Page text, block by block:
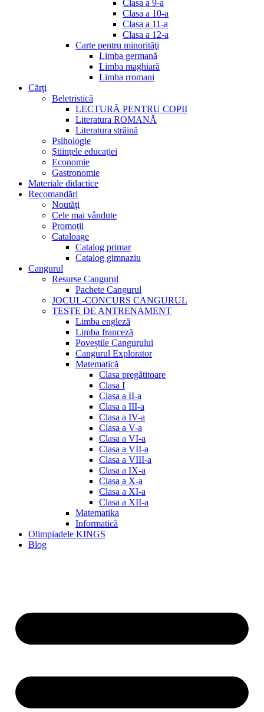
Clasa a 9-a
Clasa a 10-a
Clasa a 11-a
Clasa a 12-a
Carte pentru minorităţi
Limba germană
Limba maghiară
Limba rromani
Cărţi
Beletristică
LECTURĂ PENTRU COPII
Literatura ROMANĂ
Literatura străină
Psihologie
Ştiinţele educaţiei
Economie
Gastronomie
Materiale didactice
Recomandări
Noutăţi
Cele mai vândute
Promoții
Cataloage
Catalog primar
Catalog gimnaziu
Cangurul
Resurse Cangurul
Pachete Cangurul
JOCUL-CONCURS CANGURUL
TESTE DE ANTRENAMENT
Limba engleză
Limba franceză
Poveștile Cangurului
Cangurul Explorator
Matematică
Clasa pregătitoare
Clasa I
Clasa a II-a
Clasa a III-a
Clasa a IV-a
Clasa a V-a
Clasa a VI-a
Clasa a VII-a
Clasa a VIII-a
Clasa a IX-a
Clasa a X-a
Clasa a XI-a
Clasa a XII-a
Matematika
Informatică
Olimpiadele KINGS
Blog